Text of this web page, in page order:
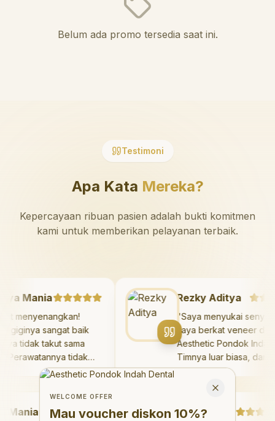
Belum ada promo tersedia saat ini.
Testimoni
Apa Kata Mereka?
Kepercayaan ribuan pasien adalah bukti komitmen
kami untuk memberikan pelayanan terbaik.
Mania
menyenangkan!
giginya sangat baik
saya tidak takut sama
Perawatannya tidak
dan saya bisa bermain
suka pergi ke dokter
sekarang!"
Rezky Aditya
"Saya menyukai
saya berkat veneer
Aesthetic Pondok
Timnya luar biasa,
hasilnya melebihi
saya. Saya
hari.
Welcome Offer
Mau voucher diskon <strong>10%</strong>?
WELCOME OFFER
Mau voucher diskon 10%?
Close